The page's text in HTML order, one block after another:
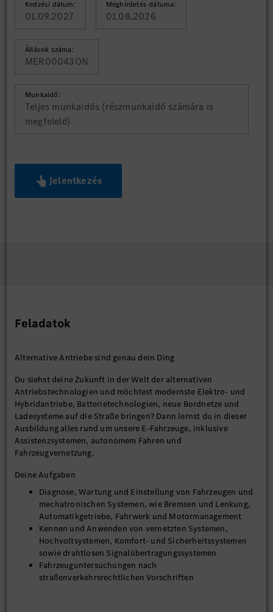
Kedzési dátum:
01.09.2027
Meghirdetés dátuma:
01.08.2026
Állások száma:
MER00043ON
Munkaidő:
Teljes munkaidős (részmunkaidő számára is
megfelelő)
Jelentkezés
Feladatok
Alternative Antriebe sind genau dein Ding
Du siehst deine Zukunft in der Welt der alternativen
Antriebstechnologien und möchtest modernste Elektro- und
Hybridantriebe, Batterietechnologien, neue Bordnetze und
Ladesysteme auf die Straße bringen? Dann lernst du in dieser
Ausbildung alles rund um unsere E-Fahrzeuge, inklusive
Assistenzsystemen, autonomem Fahren und
Fahrzeugvernetzung.
Deine Aufgaben
Diagnose, Wartung und Einstellung von Fahrzeugen und
mechatronischen Systemen, wie Bremsen und Lenkung,
Automatikgetriebe, Fahrwerk und Motormanagement
Kennen und Anwenden von vernetzten Systemen,
Hochvoltsystemen, Komfort- und Sicherheitssystemen
sowie drahtlosen Signalübertragungssystemen
Fahrzeuguntersuchungen nach
straßenverkehrsrechtlichen Vorschriften